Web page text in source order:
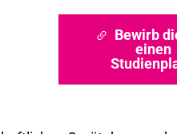
Bewirb
einen